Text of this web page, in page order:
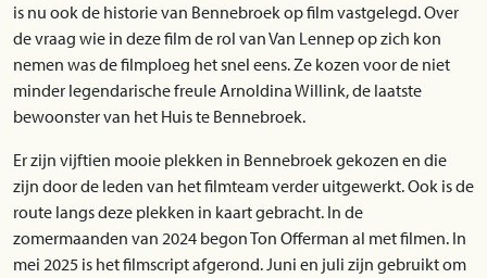
is nu ook de historie van Bennebroek op film vastgelegd. Over
de vraag wie in deze film de rol van Van Lennep op zich kon
nemen was de filmploeg het snel eens. Ze kozen voor de niet
minder legendarische freule Arnoldina Willink, de laatste
bewoonster van het Huis te Bennebroek.
Er zijn vijftien mooie plekken in Bennebroek gekozen en die
zijn door de leden van het filmteam verder uitgewerkt. Ook is de
route langs deze plekken in kaart gebracht. In de
zomermaanden van 2024 begon Ton Offer­man al met filmen. In
mei 2025 is het filmscript afgerond. Juni en juli zijn gebruikt om